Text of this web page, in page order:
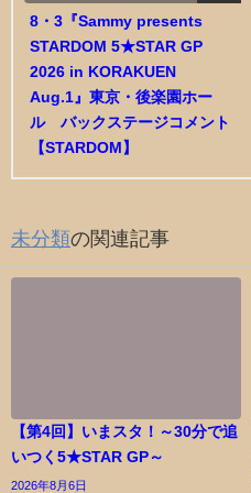
8・3『Sammy presents
STARDOM 5★STAR GP
2026 in KORAKUEN
Aug.1』東京・後楽園ホー
ル バックステージコメント
【STARDOM】
未分類の関連記事
【第4回】いまスタ！～30分で追
いつく5★STAR GP～
2026年8月6日